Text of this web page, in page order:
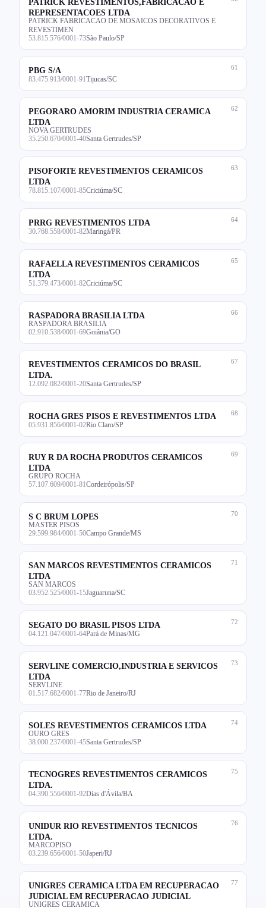
REPRESENTACOES LTDA
PATRICK FABRICACAO DE MOSAICOS DECORATIVOS E
REVESTIMEN
53.815.576/0001-73São Paulo/SP
61
PBG S/A
83.475.913/0001-91 Tijucas/SC
62
PEGORARO AMORIM INDUSTRIA CERAMICA
LTDA
NOVA GERTRUDES
35.250.670/0001-40Santa Gertrudes/SP
63
PISOFORTE REVESTIMENTOS CERAMICOS
LTDA
78.815.107/0001-85Criciúma/SC
64
PRRG REVESTIMENTOS LTDA
30.768.558/0001-82Maringá/PR
65
RAFAELLA REVESTIMENTOS CERAMICOS
LTDA
51.379.473/0001-82Criciúma/SC
66
RASPADORA BRASILIA LTDA
RASPADORA BRASILIA
02.910.538/0001-69Goiânia/GO
67
REVESTIMENTOS CERAMICOS DO BRASIL
LTDA.
12.092.082/0001-20Santa Gertrudes/SP
68
ROCHA GRES PISOS E REVESTIMENTOS LTDA
05.931.856/0001-02Rio Claro/SP
69
RUY R DA ROCHA PRODUTOS CERAMICOS
LTDA
GRUPO ROCHA
57.107.609/0001-81 Cordeirópolis/SP
70
S C BRUM LOPES
MASTER PISOS
29.599.984/0001-50Campo Grande/MS
71
SAN MARCOS REVESTIMENTOS CERAMICOS
LTDA
SAN MARCOS
03.952.525/0001-15Jaguaruna/SC
72
SEGATO DO BRASIL PISOS LTDA
04.121.047/0001-64Pará de Minas/MG
73
SERVLINE COMERCIO,INDUSTRIA E SERVICOS
LTDA
SERVLINE
01.517.682/0001-77Rio de Janeiro/RJ
74
SOLES REVESTIMENTOS CERAMICOS LTDA
OURO GRES
38.000.237/0001-45Santa Gertrudes/SP
75
TECNOGRES REVESTIMENTOS CERAMICOS
LTDA.
04.390.556/0001-92Dias d'Ávila/BA
76
UNIDUR RIO REVESTIMENTOS TECNICOS
LTDA.
MARCOPISO
03.239.656/0001-50Japeri/RJ
77
UNIGRES CERAMICA LTDA EM RECUPERACAO
JUDICIAL EM RECUPERACAO JUDICIAL
UNIGRES CERAMICA